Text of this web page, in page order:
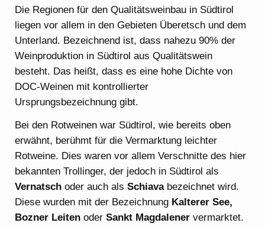
Die Regionen für den Qualitätsweinbau in Südtirol
liegen vor allem in den Gebieten Überetsch und dem
Unterland. Bezeichnend ist, dass nahezu 90% der
Weinproduktion in Südtirol aus Qualitätswein
besteht. Das heißt, dass es eine hohe Dichte von
DOC-Weinen mit kontrollierter
Ursprungsbezeichnung gibt.
Bei den Rotweinen war Südtirol, wie bereits oben
erwähnt, berühmt für die Vermarktung leichter
Rotweine. Dies waren vor allem Verschnitte des hier
bekannten Trollinger, der jedoch in Südtirol als
Vernatsch oder auch alsSchiavabezeichnet wird.
Diese wurden mit der Bezeichnung Kalterer See,
Bozner Leiten oderSankt Magdalener vermarktet.